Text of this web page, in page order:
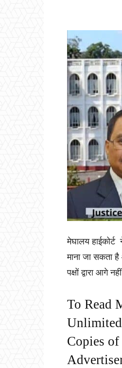
मेघालय
माना जा सकता
पक्षों द्वारा आगे
To Read
Copies of